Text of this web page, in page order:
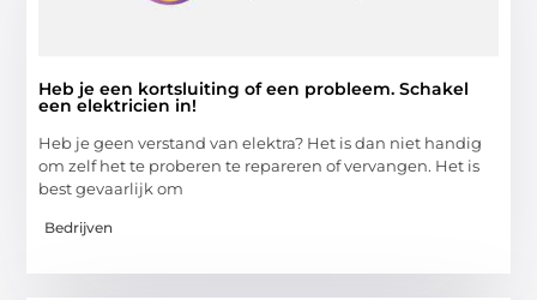
Heb je een kortsluiting of een probleem. Schakel
een elektricien in!
Heb je geen verstand van elektra? Het is dan niet handig
om zelf het te proberen te repareren of vervangen. Het is
best gevaarlijk om
Bedrijven